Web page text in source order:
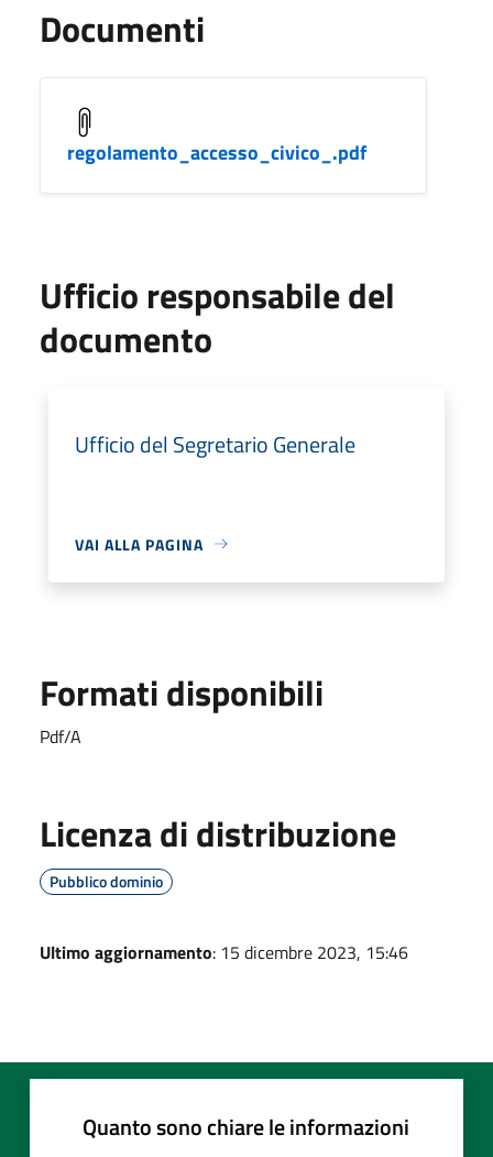
Documenti
regolamento_accesso_civico_.pdf
Ufficio responsabile del
documento
Ufficio del Segretario Generale
VAI ALLA PAGINA
Formati disponibili
Pdf/A
Licenza di distribuzione
Pubblico dominio
Ultimo aggiornamento: 15 dicembre 2023, 15:46
Quanto sono chiare le informazioni